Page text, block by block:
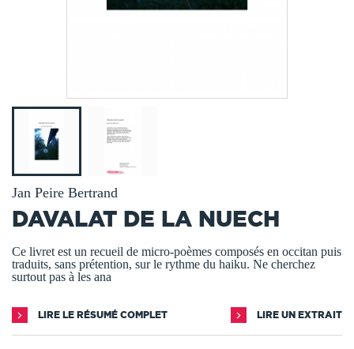
Jan Peire Bertrand
DAVALAT DE LA NUECH
Ce livret est un recueil de micro-poèmes composés en occitan puis
traduits, sans prétention, sur le rythme du haiku. Ne cherchez
surtout pas à les ana
LIRE LE RÉSUMÉ COMPLET LIRE UN EXTRAIT